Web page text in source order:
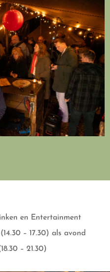
en Entertainment
– 17.30) als avond
– 21.30)